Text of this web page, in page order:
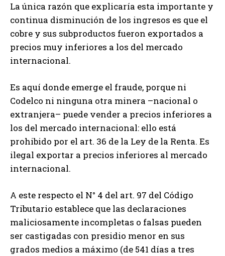
La única razón que explicaría esta importante y
continua disminución de los ingresos es que el
cobre y sus subproductos fueron exportados a
precios muy inferiores a los del mercado
internacional.
Es aquí donde emerge el fraude, porque ni
Codelco ni ninguna otra minera –nacional o
extranjera– puede vender a precios inferiores a
los del mercado internacional: ello está
prohibido por el art. 36 de la Ley de la Renta. Es
ilegal exportar a precios inferiores al mercado
internacional.
A este respecto el N° 4 del art. 97 del Código
Tributario establece que las declaraciones
maliciosamente incompletas o falsas pueden
ser castigadas con presidio menor en sus
grados medios a máximo (de 541 días a tres